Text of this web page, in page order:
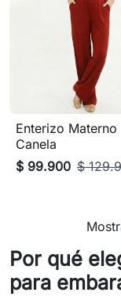
Enterizo Materno
Canela
$ 99.900 $
Por qué
para